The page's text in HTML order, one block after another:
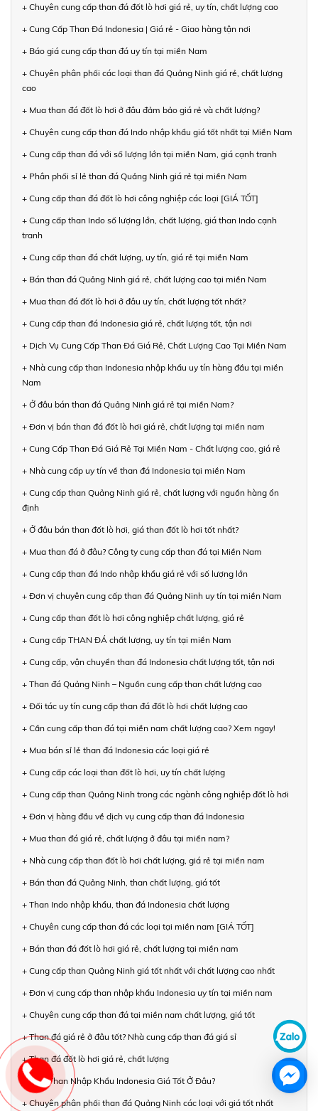
+ Chuyên cung cấp than đá đốt lò hơi giá rẻ, uy tín, chất lượng cao
+ Cung Cấp Than Đá Indonesia | Giá rẻ - Giao hàng tận nơi
+ Báo giá cung cấp than đá uy tín tại miền Nam
+ Chuyên phân phối các loại than đá Quảng Ninh giá rẻ, chất lượng
cao
+ Mua than đá đốt lò hơi ở đâu đảm bảo giá rẻ và chất lượng?
+ Chuyên cung cấp than đá Indo nhập khẩu giá tốt nhất tại Miền Nam
+ Cung cấp than đá với số lượng lớn tại miền Nam, giá cạnh tranh
+ Phân phối sỉ lẻ than đá Quảng Ninh giá rẻ tại miền Nam
+ Cung cấp than đá đốt lò hơi công nghiệp các loại [GIÁ TỐT]
+ Cung cấp than Indo số lượng lớn, chất lượng, giá than Indo cạnh
tranh
+ Cung cấp than đá chất lượng, uy tín, giá rẻ tại miền Nam
+ Bán than đá Quảng Ninh giá rẻ, chất lượng cao tại miền Nam
+ Mua than đá đốt lò hơi ở đâu uy tín, chất lượng tốt nhất?
+ Cung cấp than đá Indonesia giá rẻ, chất lượng tốt, tận nơi
+ Dịch Vụ Cung Cấp Than Đá Giá Rẻ, Chất Lượng Cao Tại Miền Nam
+ Nhà cung cấp than Indonesia nhập khẩu uy tín hàng đầu tại miền
Nam
+ Ở đâu bán than đá Quảng Ninh giá rẻ tại miền Nam?
+ Đơn vị bán than đá đốt lò hơi giá rẻ, chất lượng tại miền nam
+ Cung Cấp Than Đá Giá Rẻ Tại Miền Nam - Chất lượng cao, giá rẻ
+ Nhà cung cấp uy tín về than đá Indonesia tại miền Nam
+ Cung cấp than Quảng Ninh giá rẻ, chất lượng với nguồn hàng ổn
định
+ Ở đâu bán than đốt lò hơi, giá than đốt lò hơi tốt nhất?
+ Mua than đá ở đâu? Công ty cung cấp than đá tại Miền Nam
+ Cung cấp than đá Indo nhập khẩu giá rẻ với số lượng lớn
+ Đơn vị chuyên cung cấp than đá Quảng Ninh uy tín tại miền Nam
+ Cung cấp than đốt lò hơi công nghiệp chất lượng, giá rẻ
+ Cung cấp THAN ĐÁ chất lượng, uy tín tại miền Nam
+ Cung cấp, vận chuyển than đá Indonesia chất lượng tốt, tận nơi
+ Than đá Quảng Ninh – Nguồn cung cấp than chất lượng cao
+ Đối tác uy tín cung cấp than đá đốt lò hơi chất lượng cao
+ Cần cung cấp than đá tại miền nam chất lượng cao? Xem ngay!
+ Mua bán sỉ lẻ than đá Indonesia các loại giá rẻ
+ Cung cấp các loại than đốt lò hơi, uy tín chất lượng
+ Cung cấp than Quảng Ninh trong các ngành công nghiệp đốt lò hơi
+ Đơn vị hàng đầu về dịch vụ cung cấp than đá Indonesia
+ Mua than đá giá rẻ, chất lượng ở đâu tại miền nam?
+ Nhà cung cấp than đốt lò hơi chất lượng, giá rẻ tại miền nam
+ Bán than đá Quảng Ninh, than chất lượng, giá tốt
+ Than Indo nhập khẩu, than đá Indonesia chất lượng
+ Chuyên cung cấp than đá các loại tại miền nam [GIÁ TỐT]
+ Bán than đá đốt lò hơi giá rẻ, chất lượng tại miền nam
+ Cung cấp than Quảng Ninh giá tốt nhất với chất lượng cao nhất
+ Đơn vị cung cấp than nhập khẩu Indonesia uy tín tại miền nam
+ Chuyên cung cấp than đá tại miền nam chất lượng, giá tốt
+ Than đá giá rẻ ở đâu tốt? Nhà cung cấp than đá giá sỉ
+ Than đá đốt lò hơi giá rẻ, chất lượng
+ Mua Than Nhập Khẩu Indonesia Giá Tốt Ở Đâu?
+ Chuyên phân phối than đá Quảng Ninh các loại với giá tốt nhất